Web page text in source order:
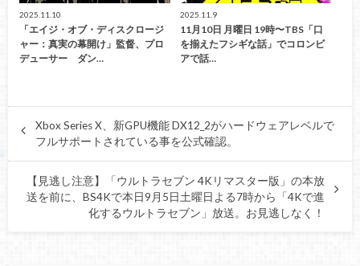
2025.11.10
「エイジ・オブ・ディスクロージ
ャー：真実の幕開け」監督、プロ
デューサー ダン…
2025.11.9
11月10日 月曜日 19時〜TBS「口
を揃えたフシギな話」でコロンビ
アで話…
Xbox Series X、新GPU機能 DX12_2がハードウェアレベルで
フルサポートされている事を公式確認。
【見逃し注意】「ウルトラセブン 4Kリマスター版」の本放
送を前に、BS4Kで本日9月5日土曜日よる7時から「4Kで進
化するウルトラセブン」放送。お見逃しなく！